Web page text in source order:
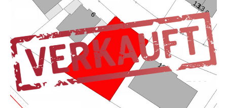
GEFRAGTER
LAGE
VON
SANKT
AUGUSTIN